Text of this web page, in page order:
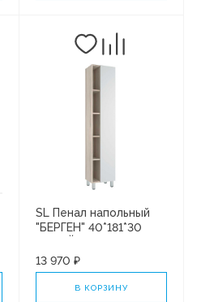
SL Пенал напольный
"БЕРГЕН" 40*181*30
13 970 ₽
В КОРЗИНУ